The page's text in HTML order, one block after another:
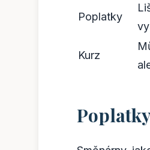
Poplatky
Kurz